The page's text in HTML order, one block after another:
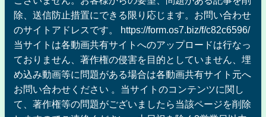
除、送信防止措置にできる限り応じます。お問い合わせ
のサイトアドレスです。 https://form.os7.biz/f/c82c6596/
当サイトは各動画共有サイトへのアップロードは行なっ
ておりません、著作権の侵害を目的としていません、埋
め込み動画等に問題がある場合は各動画共有サイト元へ
お問い合わせください 。当サイトのコンテンツに関し
て、著作権等の問題がございましたら当該ページを削除